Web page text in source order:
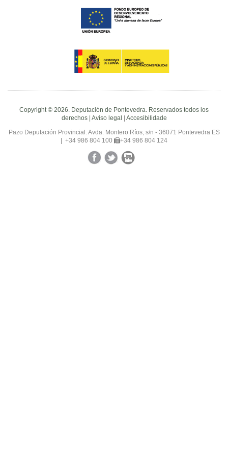
Copyright © 2026. Deputación de Pontevedra. Reservados todos los
derechos | Aviso legal Accesibilidade
Pazo Deputación Provincial. Avda. Montero Ríos, s/n - 36071 Pontevedra ES
+34 986 804 100
+34 986 804 124
FacebookTwitterYouTube